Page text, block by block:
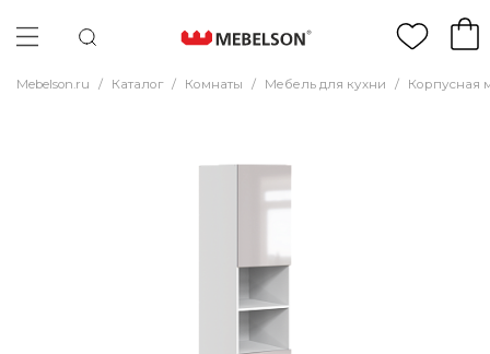
Mebelson.ru / Каталог / Комнаты / Мебель для кухни / Корпусная